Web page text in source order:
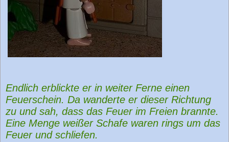
Endlich erblickte er in weiter Ferne einen
Feuerschein. Da wanderte er dieser Richtung
zu und sah, dass das Feuer im Freien brannte.
Eine Menge weißer Schafe waren rings um das
Feuer und schliefen.